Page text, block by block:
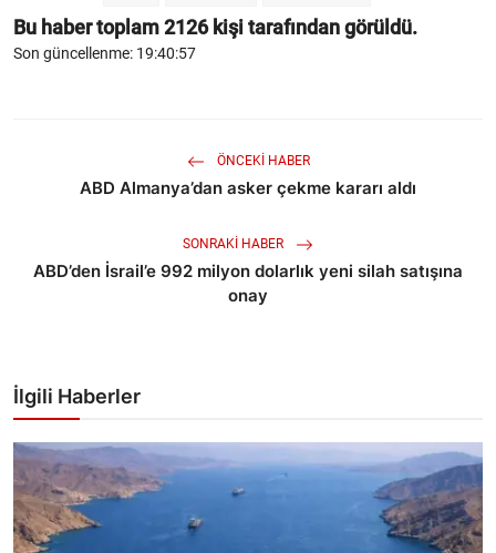
Bu haber toplam2126kişi tarafından görüldü.
Son güncellenme: 19:40:57
ÖNCEKI HABER
ABD Almanya’dan asker çekme kararı aldı
SONRAKI HABER
ABD’den İsrail’e 992 milyon dolarlık yeni silah satışına
onay
İlgili Haberler